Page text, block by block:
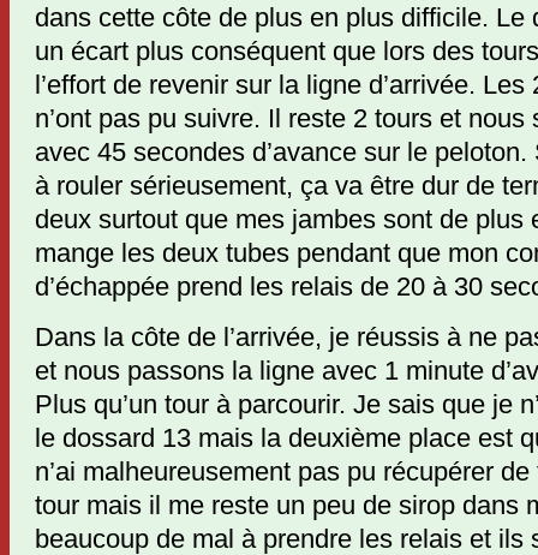
dans cette côte de plus en plus difficile. Le
un écart plus conséquent que lors des
l’effort de revenir sur la ligne d’arrivée.
n’ont pas pu suivre. Il reste 2 tours et nous
avec 45 secondes d’avance sur le
à rouler sérieusement, ça va être dur de
deux surtout que mes jambes sont de plus
mange les deux tubes pendant que mon
d’échappée prend les relais de 20 à 30
Dans la côte de l’arrivée, je réussis à ne
et nous passons la ligne avec 1 minute
Plus qu’un tour à parcourir. Je sais que je
le dossard 13 mais la deuxième place est
n’ai malheureusement pas pu récupérer
tour mais il me reste un peu de sirop dans
beaucoup de mal à prendre les relais et ils